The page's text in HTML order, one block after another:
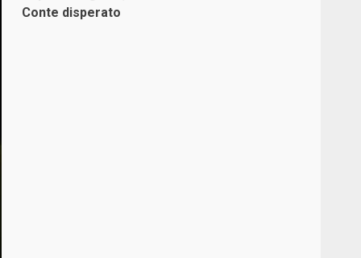
Conte disperato